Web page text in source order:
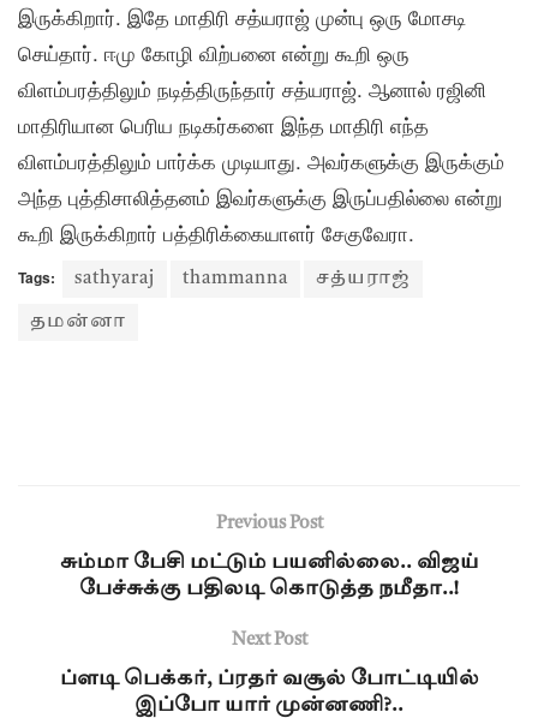
இருக்கிறார். இதே மாதிரி சத்யராஜ் முன்பு ஒரு மோசடி
செய்தார். ஈமு கோழி விற்பனை என்று கூறி ஒரு
விளம்பரத்திலும் நடித்திருந்தார் சத்யராஜ். ஆனால் ரஜினி
மாதிரியான பெரிய நடிகர்களை இந்த மாதிரி எந்த
விளம்பரத்திலும் பார்க்க முடியாது. அவர்களுக்கு இருக்கும்
அந்த புத்திசாலித்தனம் இவர்களுக்கு இருப்பதில்லை என்று
கூறி இருக்கிறார் பத்திரிக்கையாளர் சேகுவேரா.
Tags: sathyaraj thammanna சத்யராஜ்
தமன்னா
Previous Post
சும்மா பேசி மட்டும் பயனில்லை.. விஜய்
பேச்சுக்கு பதிலடி கொடுத்த நமீதா..!
Next Post
ப்ளடி பெக்கர், ப்ரதர் வசூல் போட்டியில்
இப்போ யார் முன்னணி?..